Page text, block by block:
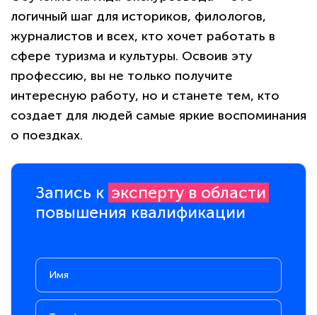
логичный шаг для историков, филологов,
журналистов и всех, кто хочет работать в
сфере туризма и культуры. Освоив эту
профессию, вы не только получите
интересную работу, но и станете тем, кто
создает для людей самые яркие воспоминания
о поездках.
Запись к эксперту в области
повышения квалификации